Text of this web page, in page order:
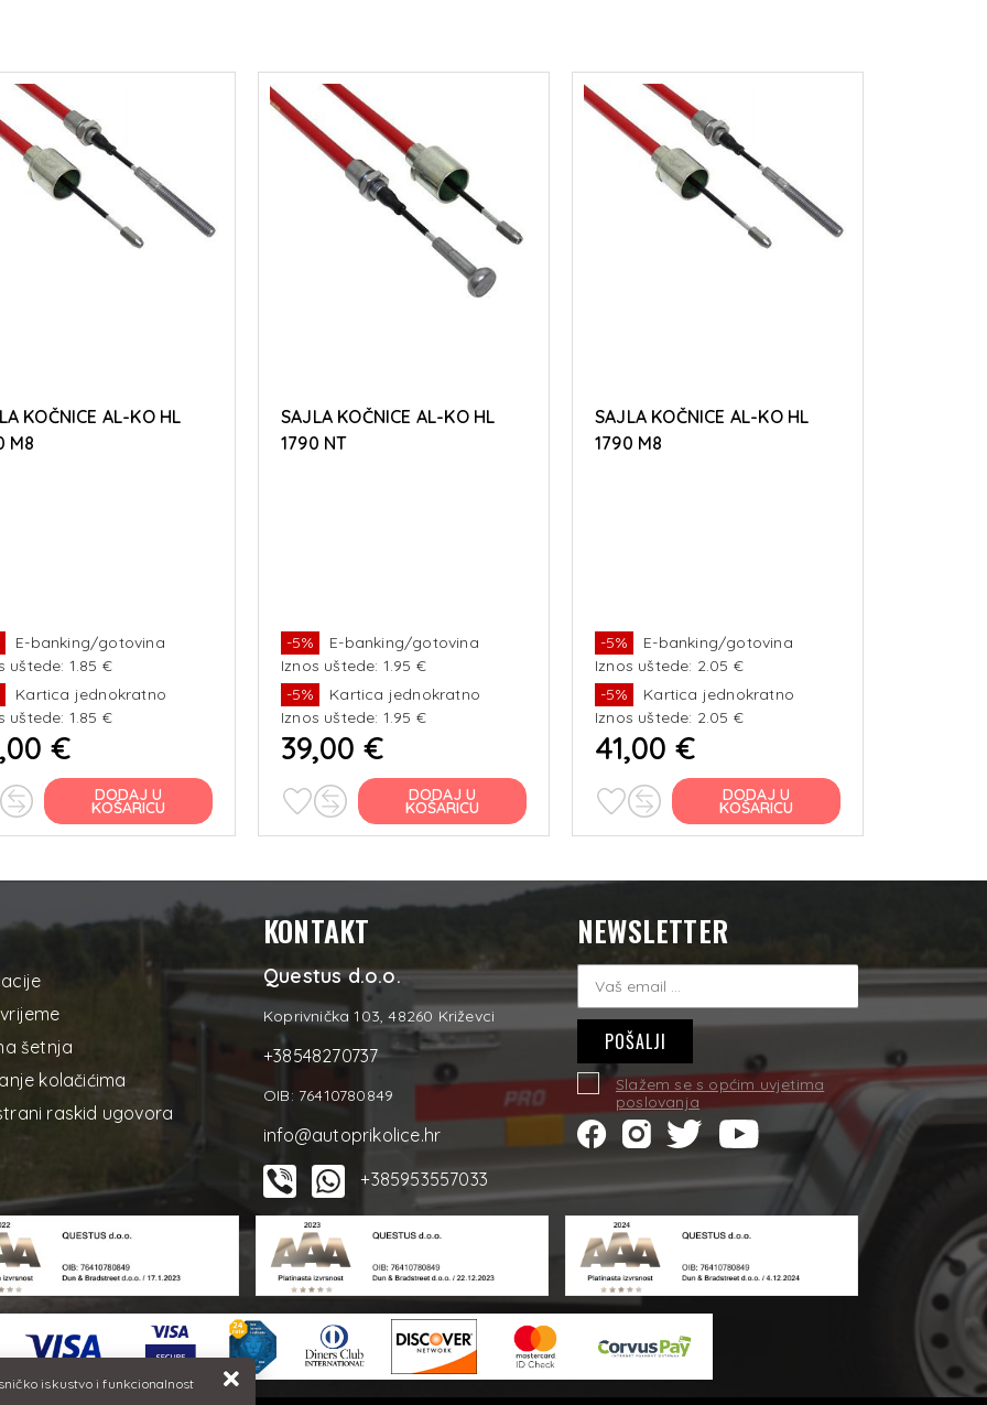
KOČNICE AL-KO HL
M8
E-banking/gotovina
uštede: 1.85 €
Kartica jednokratno
uštede: 1.85 €
€
DODAJ U
KOŠARICU
SAJLA KOČNICE AL-KO HL
1790 NT
-5%
E-banking/gotovina
Iznos uštede: 1.95 €
-5%
Kartica jednokratno
Iznos uštede: 1.95 €
39,00 €
DODAJ U
KOŠARICU
SAJLA KOČNICE AL-KO HL
1790 M8
-5%
E-banking/gotovina
Iznos uštede: 2.05 €
-5%
Kartica jednokratno
Iznos uštede: 2.05 €
41,00 €
DODAJ U
KOŠARICU
šetnja
kolačićima
raskid ugovora
KONTAKT
Questus d.o.o.
Koprivnička 103, 48260 Križevci
+38548270737
OIB: 76410780849
info@autoprikolice.hr
+385953557033
NEWSLETTER
POŠALJI
Slažem se s općim uvjetima
poslovanja
iskustvo i funkcionalnost